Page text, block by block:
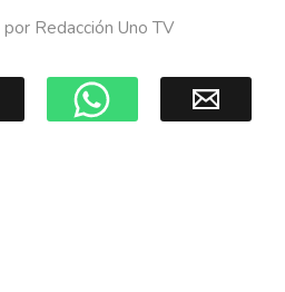
por Redacción Uno TV